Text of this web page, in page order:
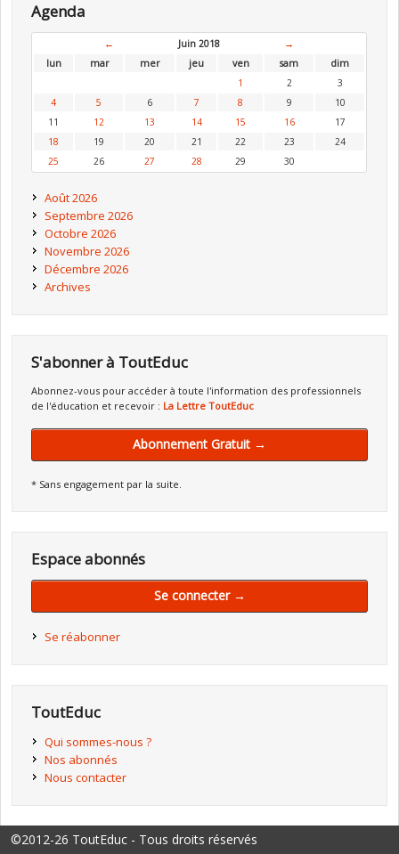
Agenda
← Juin 2018
→
lun
mar mer jeu ven sam
dim
1
2
3
4
5 6 7 8 9
10
11
12 13 14 15 16
17
18
19 20 21 22 23
24
25
26 27 28 29 30
Août 2026
Septembre 2026
Octobre 2026
Novembre 2026
Décembre 2026
Archives
S'abonner à ToutEduc
Abonnez-vous pour accéder à toute l'information des professionnels
de l'éducation et recevoir : La Lettre ToutEduc
Abonnement Gratuit →
* Sans engagement par la suite.
Espace abonnés
Se connecter →
Se réabonner
ToutEduc
Qui sommes-nous ?
Nos abonnés
Nous contacter
©2012-26 ToutEduc - Tous droits réservés